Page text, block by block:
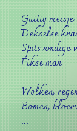
Guitig meisje
Dekselse
Spitsvondige
Fikse man
Wolken,
Bomen,
...